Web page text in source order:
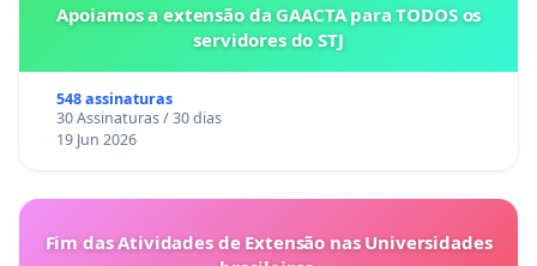
Apoiamos a extensão da GAACTA para TODOS os
servidores do STJ
548 assinaturas
30 Assinaturas / 30 dias
19 Jun 2026
Fim das Atividades de Extensão nas Universidades